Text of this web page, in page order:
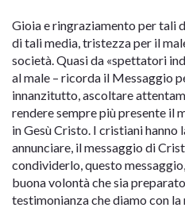
Gioia e ringraziamento per tali
di tali media, tristezza per il
società. Quasi da «spettatori
al male – ricorda il Messaggio
innanzitutto, ascoltare
rendere sempre più presente il
in Gesù Cristo. I cristiani hanno
annunciare, il messaggio di
condividerlo, questo
buona volontà che sia
testimonianza che diamo con